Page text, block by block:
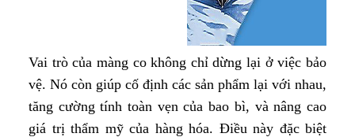
Vai trò của màng co không chỉ dừng lại ở việc bảo
vệ. Nó còn giúp cố định các sản phẩm lại với nhau,
tăng cường tính toàn vẹn của bao bì, và nâng cao
giá trị thẩm mỹ của hàng hóa. Điều này đặc biệt